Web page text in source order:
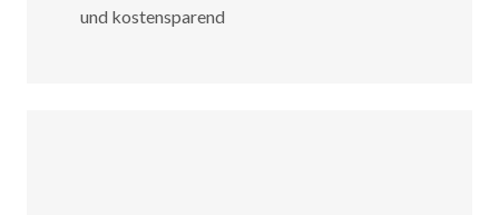
und kostensparend